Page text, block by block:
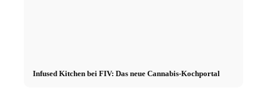
Infused Kitchen bei FIV: Das neue Cannabis-Kochportal